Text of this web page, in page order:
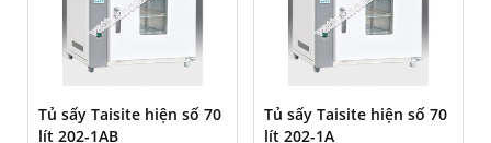
Tủ sấy Taisite hiện số 70
lít 202-1AB
Tủ sấy Taisite hiện số 70
lít 202-1A